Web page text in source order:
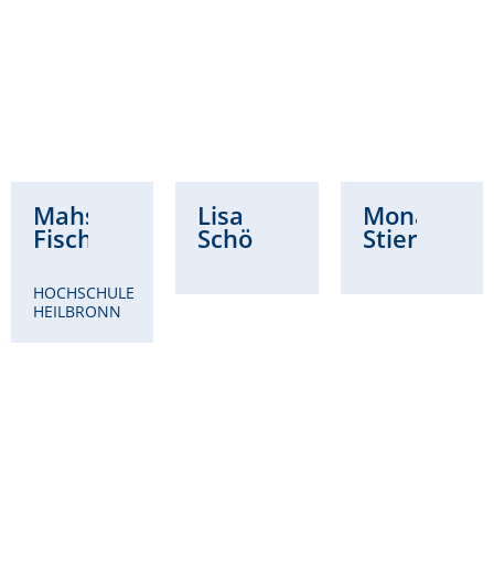
Mahsa
Fischer
HOCHSCHULE
HEILBRONN
Lisa
Schöllhammer
Mona
Stierwald